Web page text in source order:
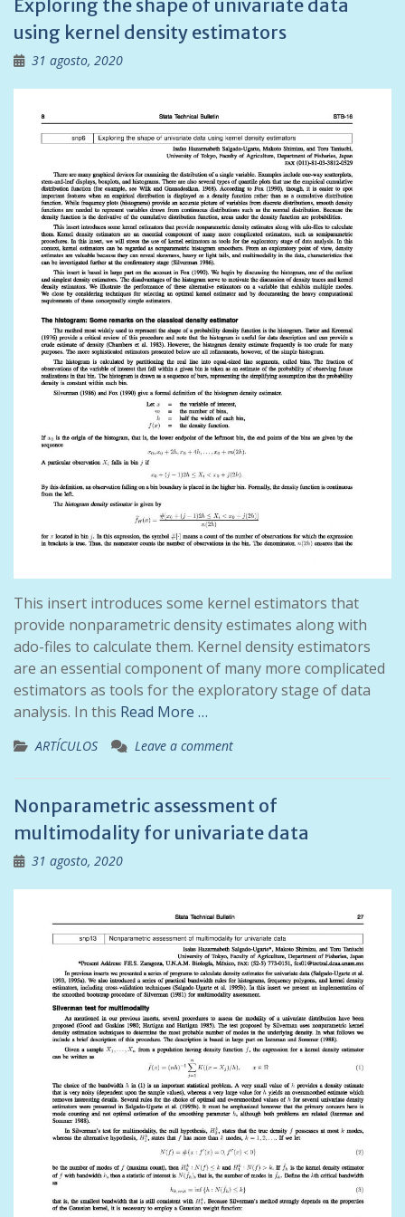
Exploring the shape of univariate data
using kernel density estimators
31 agosto, 2020
This insert introduces some kernel estimators that
provide nonparametric density estimates along with
ado-files to calculate them. Kernel density estimators
are an essential component of many more complicated
estimators as tools for the exploratory stage of data
analysis. In this Read More …
ARTÍCULOS Leave a comment
Nonparametric assessment of
multimodality for univariate data
31 agosto, 2020